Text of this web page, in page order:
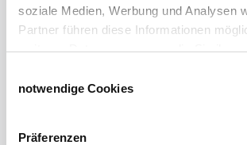
soziale Medien, Werbung und Analysen
Partner führen diese Informationen
weiteren Daten zusammen, die Sie
gesammelt haben.
notwendige Cookies
Präferenzen
Laufschiene und Rollapparate Typ 30
Laufschiene und Rollapparate Typ 40
Laufschiene und Rollapparate Typ 50
Geburtshelfer-Produktvideo